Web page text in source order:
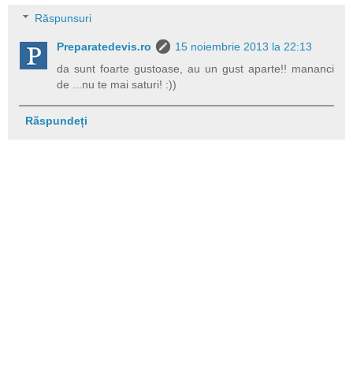
Răspunsuri
Preparatedevis.ro
15 noiembrie 2013 la 22:13
da sunt foarte gustoase, au un gust aparte!! mananci
de ...nu te mai saturi! :))
Răspundeți